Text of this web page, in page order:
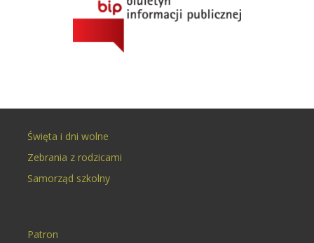
Święta i dni wolne
Zebrania z rodzicami
Samorząd szkolny
Patron